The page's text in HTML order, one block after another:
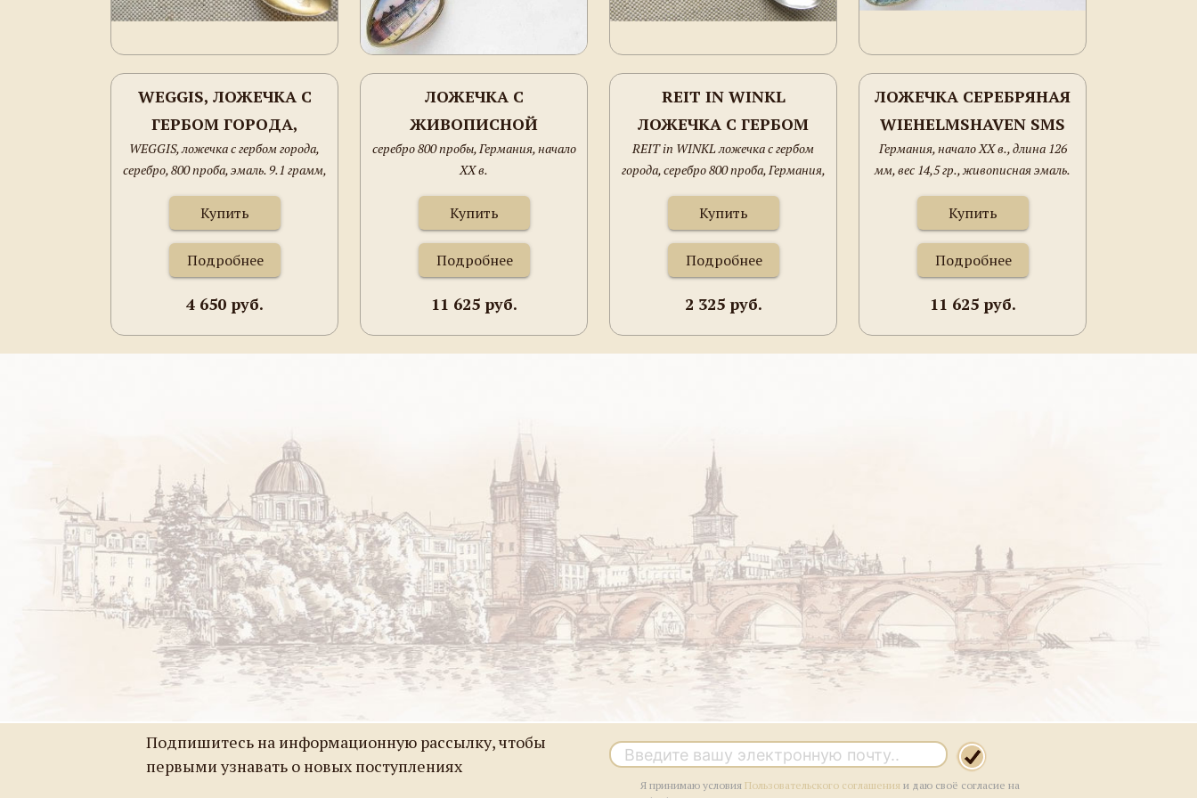
WEGGIS, ЛОЖЕЧКА С
ГЕРБОМ ГОРОДА,
СЕРЕБРО, 800 ПРОБА,
ЭМАЛЬ. 9.1 ГРАММ,
111ММ. ГЕРМАНИЯ.
WEGGIS, ложечка с гербом города,
серебро, 800 проба, эмаль. 9.1 грамм,
Купить
Подробнее
4 650 руб.
ЛОЖЕЧКА С
ЖИВОПИСНОЙ
ЭМАЛЬЮ WIEN
PARLAMENT
серебро 800 пробы, Германия, начало
ХХ в.
Купить
Подробнее
11 625 руб.
REIT IN WINKL
ЛОЖЕЧКА С ГЕРБОМ
ГОРОДА, СЕРЕБРО 800
ПРОБА, ГЕРМАНИЯ,
101ММ, 8.4 ГРАММА.
REIT in WINKL ложечка с гербом
города, серебро 800 проба, Германия,
Купить
Подробнее
2 325 руб.
ЛОЖЕЧКА СЕРЕБРЯНАЯ
WIEHELMSHAVEN SMS
FRIEDRICH CARL
Германия, начало ХХ в., длина 126
мм, вес 14,5 гр., живописная эмаль.
Купить
Подробнее
11 625 руб.
Подпишитесь на информационную рассылку, чтобы
первыми узнавать о новых поступлениях
Я принимаю условия Пользовательского соглашения и даю своё согласие на